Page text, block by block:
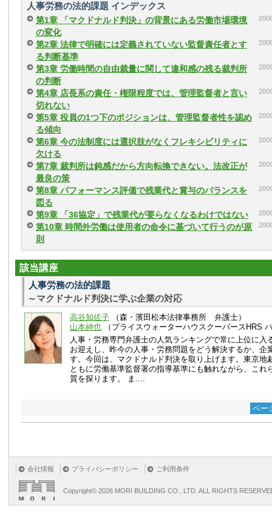
人事労務の法的課題 インデックス
第1章 「マクドナルド判決」の背景にある労働市場環境
の変化
第2章 法律で明確には定義されていない監督責任者とす
る判断基準
第3章 労働時間の自由裁量に関して違和感の残る裁判所
の判断
第4章 店長系の責任・権限程度では、管理監督者と言い
切れない
第5章 役員の1つ下のポジションは、管理監督者性を認め
る傾向
第6章 今の法制度には選択肢がなくフレキシビリティに
欠ける
第7章 裁判所は鈍感だから方向転換できない。法改正が
最良の策
第8章 パフォーマンス評価で残業代と賞与のバランスを
図る
第9章 「36協定」で残業代が要らなくなるわけではない
第10章 時間外労働は使用者の命令に基づいて行うのが原
則
該当講座
人事労務の法的課題
～マクドナルド判決に学ぶ企業の対応
高谷知佐子 （森・濱田松本法律事務所 弁護士）
山本紳也 （プライスウォーターハウスクーパースHRS
人事・労務専門弁護士の人気ランキングで常に上位に入
お迎えし、昨今の人事・労務問題をどう解決するか、企
す。今回は、マクドナルド判決を取り上げます。東京地
ともに労働基準監督署の指導基準にも触れながら、これ
質を探ります。 ま....
ベー
会社情報 プライバシーポリシー ご利用条件
Copyright© 2026 MORI BUILDING CO., LTD. ALL RIGHTS